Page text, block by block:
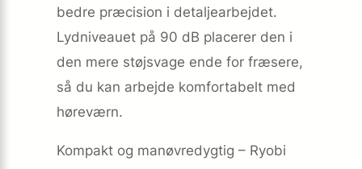
bedre præcision i detalje­arbejdet.
Lydniveauet på 90 dB placerer den i
den mere støjsvage ende for fræsere,
så du kan arbejde komfortabelt med
høreværn.
Kompakt og manøvredygtig – Ryobi